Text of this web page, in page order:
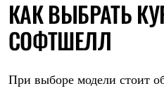
КАК ВЫБРАТЬ
СОФТШЕЛЛ
При выборе модели стоит